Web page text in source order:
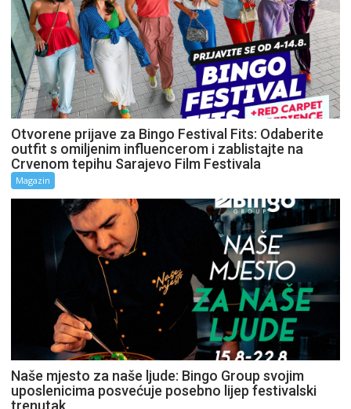
Otvorene prijave za Bingo Festival Fits: Odaberite
outfit s omiljenim influencerom i zablistajte na
Crvenom tepihu Sarajevo Film Festivala
Magazin
Naše mjesto za naše ljude: Bingo Group svojim
uposlenicima posvećuje posebno lijep festivalski
trenutak